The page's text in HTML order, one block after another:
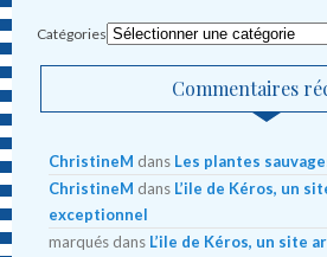
Catégories
Commentaires
ChristineM dans Les plantes
ChristineM dans L’ile de Kéros, un
exceptionnel
marqués dans L’ile de Kéros, un site